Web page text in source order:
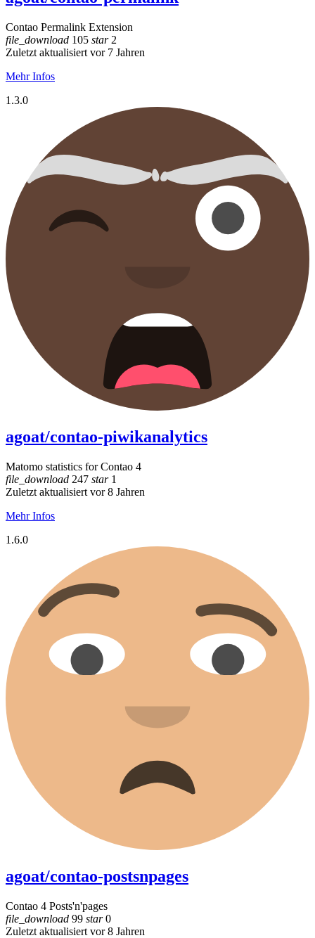
Contao Permalink Extension
file_download 105 star2
Zuletzt aktualisiert vor 7 Jahren
Mehr Infos
1.3.0
agoat/contao-piwikanalytics
Matomo statistics for Contao 4
file_download 247 star1
Zuletzt aktualisiert vor 8 Jahren
Mehr Infos
1.6.0
agoat/contao-postsnpages
Contao 4 Posts'n'pages
file_download 99 star0
Zuletzt aktualisiert vor 8 Jahren